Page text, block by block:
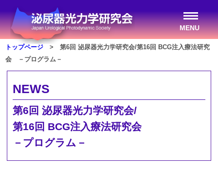
MENU
トップページ > 第6回 泌尿器光力学研究会/第16回 BCG注入療法研究
会 －プログラム－
NEWS
第6回 泌尿器光力学研究会/
第16回 BCG注入療法研究会
－プログラム－